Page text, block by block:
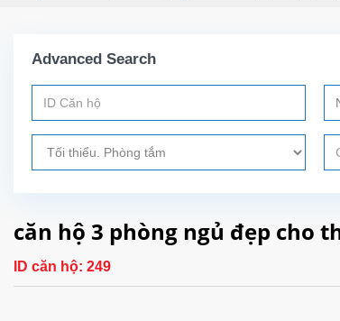
Advanced Search
căn hộ 3 phòng ngủ đẹp cho
ID căn hộ: 249